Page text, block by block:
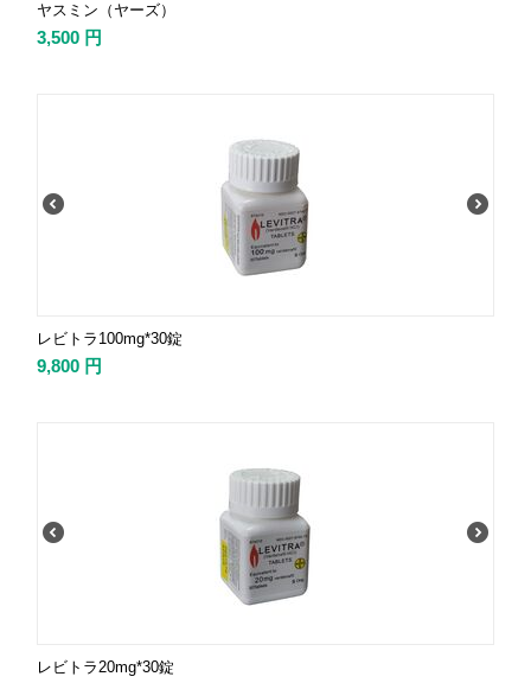
ヤスミン（ヤーズ）
3,500 円
レビトラ100mg*30錠
9,800 円
レビトラ20mg*30錠